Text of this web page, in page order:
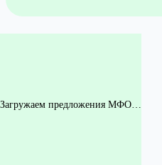
Загружаем предложения МФО…